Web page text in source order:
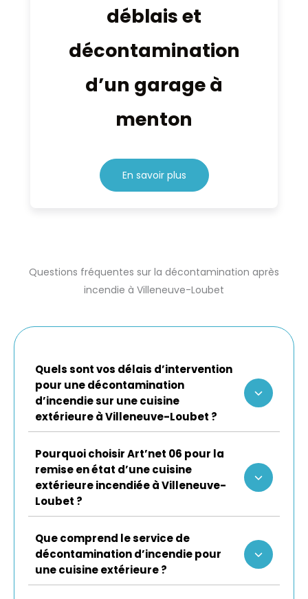
déblais et
décontamination
d’un garage à
menton
En savoir plus
Questions fréquentes sur la décontamination après
incendie à Villeneuve-Loubet
Quels sont vos délais d’intervention
pour une décontamination
d’incendie sur une cuisine
extérieure à Villeneuve-Loubet ?
Pourquoi choisir Art’net 06 pour la
remise en état d’une cuisine
extérieure incendiée à Villeneuve-
Loubet ?
Que comprend le service de
décontamination d’incendie pour
une cuisine extérieure ?